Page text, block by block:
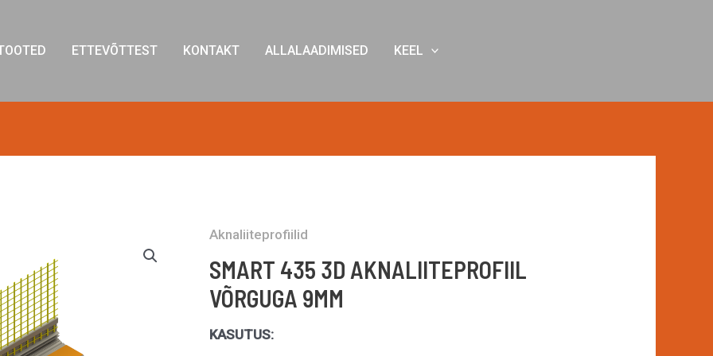
ETTEVÕTTEST KONTAKT ALLALAADIMISED KEEL
Aknaliiteprofiilid
SMART 435 3D AKNALIITEPROFIIL
VÕRGUGA 9MM
KASUTUS: